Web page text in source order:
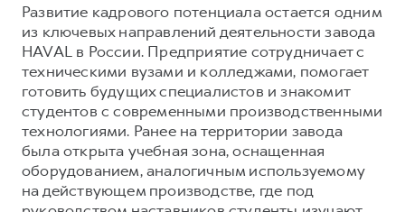
Развитие кадрового потенциала остается одним
из ключевых направлений деятельности завода
HAVAL в России. Предприятие сотрудничает с
техническими вузами и колледжами, помогает
готовить будущих специалистов и знакомит
студентов с современными производственными
технологиями. Ранее на территории завода
была открыта учебная зона, оснащенная
оборудованием, аналогичным используемому
на действующем производстве, где под